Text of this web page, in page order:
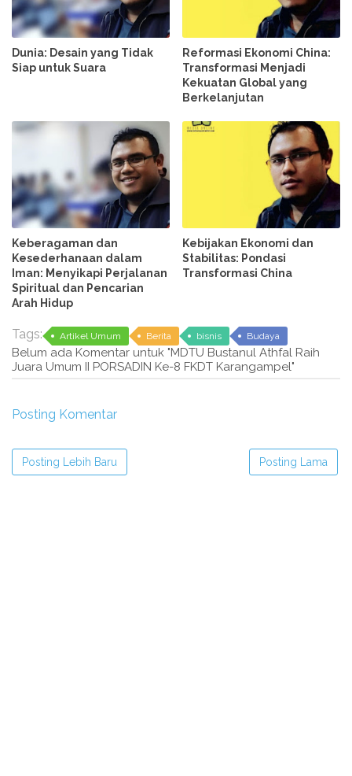
Dunia: Desain yang Tidak
Siap untuk Suara
Reformasi Ekonomi China:
Transformasi Menjadi
Kekuatan Global yang
Berkelanjutan
Keberagaman dan
Kesederhanaan dalam
Iman: Menyikapi Perjalanan
Spiritual dan Pencarian
Arah Hidup
Kebijakan Ekonomi dan
Stabilitas: Pondasi
Transformasi China
Tags: Artikel Umum Berita bisnis Budaya
Belum ada Komentar untuk "MDTU Bustanul Athfal Raih
Juara Umum II PORSADIN Ke-8 FKDT Karangampel"
Posting Komentar
Posting Lebih Baru Posting Lama